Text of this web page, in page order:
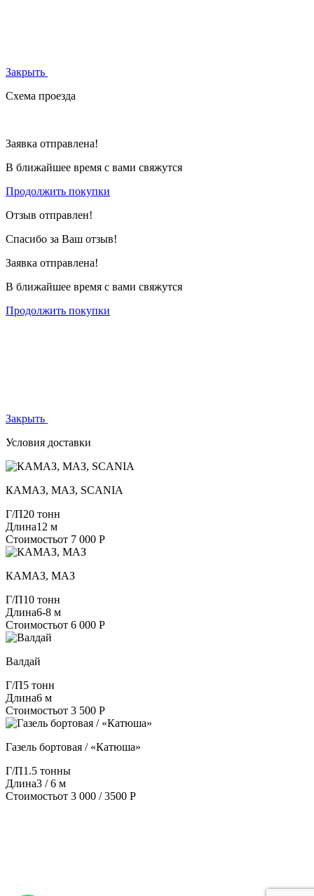
Закрыть
Схема проезда
Заявка отправлена!
В ближайшее время с вами свяжутся
Продолжить покупки
Отзыв отправлен!
Спасибо за Ваш отзыв!
Заявка отправлена!
В ближайшее время с вами свяжутся
Продолжить покупки
Закрыть
Условия доставки
КАМАЗ, МАЗ, SCANIA
Г/П20 тонн
Длина12 м
Стоимостьот 7 000 Р
КАМАЗ, МАЗ
Г/П10 тонн
Длина6-8 м
Стоимостьот 6 000 Р
Валдай
Г/П5 тонн
Длина6 м
Стоимостьот 3 500 Р
Газель бортовая / «Катюша»
Г/П1.5 тонны
Длина3 / 6 м
Стоимостьот 3 000 / 3500 Р